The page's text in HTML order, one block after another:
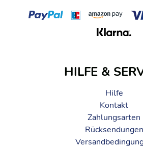
HILFE &
Hilfe
Kontakt
Zahlungsarten
Rücksendungen